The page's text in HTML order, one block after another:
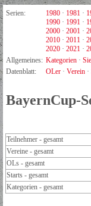
Serien: 1980 · 1981 ·
1990 · 1991 ·
2000 · 2001 ·
2010 · 2011 ·
2020 · 2021 ·
Allgemeines: Kategorien ·
Datenblatt:
OLer · Verein ·
BayernCup-
Teilnehmer - gesamt
Vereine - gesamt
OLs - gesamt
Starts - gesamt
Kategorien - gesamt